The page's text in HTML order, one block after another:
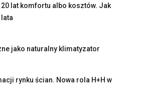
lat komfortu albo kosztów. Jak
lata
jako naturalny klimatyzator
rynku ścian. Nowa rola H+H w